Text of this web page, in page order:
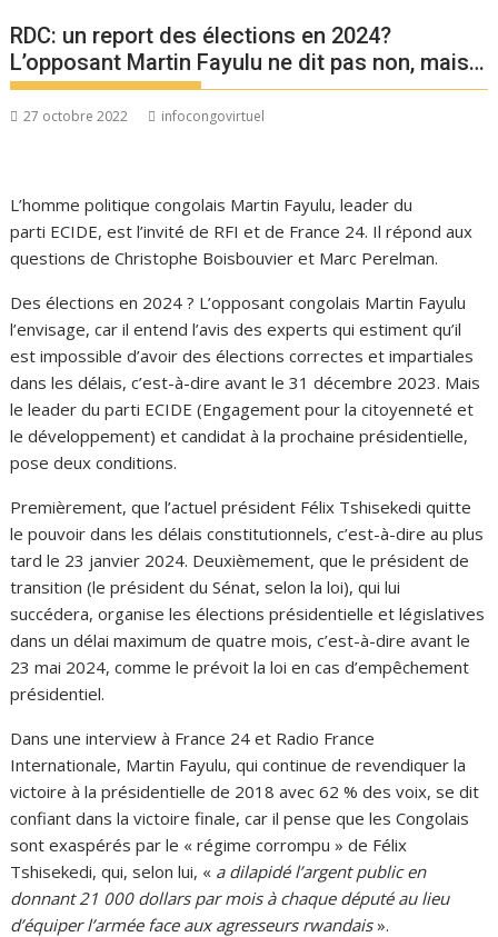
RDC: un report des élections en 2024?
L’opposant Martin Fayulu ne dit pas non, mais…
27 octobre 2022 infocongovirtuel
L’homme politique congolais Martin Fayulu, leader du
parti ECIDE, est l’invité de RFI et de France 24. Il répond aux
questions de Christophe Boisbouvier et Marc Perelman.
Des élections en 2024 ? L’opposant congolais Martin Fayulu
l’envisage, car il entend l’avis des experts qui estiment qu’il
est impossible d’avoir des élections correctes et impartiales
dans les délais, c’est-à-dire avant le 31 décembre 2023. Mais
le leader du parti ECIDE (Engagement pour la citoyenneté et
le développement) et candidat à la prochaine présidentielle,
pose deux conditions.
Premièrement, que l’actuel président Félix Tshisekedi quitte
le pouvoir dans les délais constitutionnels, c’est-à-dire au plus
tard le 23 janvier 2024. Deuxièmement, que le président de
transition (le président du Sénat, selon la loi), qui lui
succédera, organise les élections présidentielle et législatives
dans un délai maximum de quatre mois, c’est-à-dire avant le
23 mai 2024, comme le prévoit la loi en cas d’empêchement
présidentiel.
Dans une interview à France 24 et Radio France
Internationale, Martin Fayulu, qui continue de revendiquer la
victoire à la présidentielle de 2018 avec 62 % des voix, se dit
confiant dans la victoire finale, car il pense que les Congolais
sont exaspérés par le « régime corrompu » de Félix
Tshisekedi, qui, selon lui, « a dilapidé l’argent public en
donnant 21 000 dollars par mois à chaque député au lieu
d’équiper l’armée face aux agresseurs rwandais».